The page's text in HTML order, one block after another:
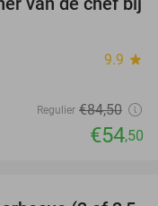
36%
9.9 star
Regulier €84,50
€54,50